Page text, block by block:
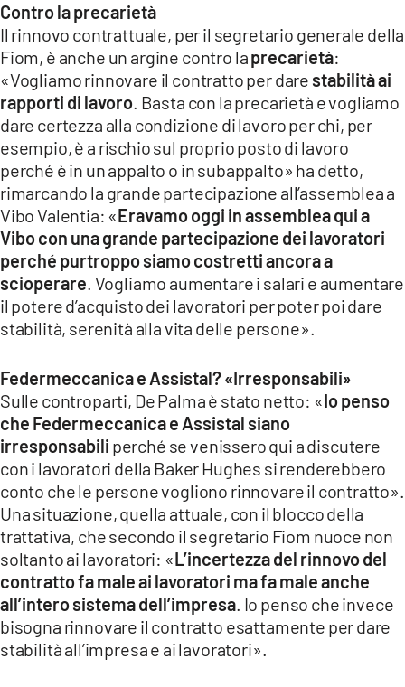
Contro la precarietà
Il rinnovo contrattuale, per il segretario generale della
Fiom, è anche un argine contro laprecarietà:
«Vogliamo rinnovare il contratto per dare stabilità ai
rapporti di lavoro. Basta con la precarietà e vogliamo
dare certezza alla condizione di lavoro per chi, per
esempio, è a rischio sul proprio posto di lavoro
perché è in un appalto o in subappalto» ha detto,
rimarcando la grande partecipazione all’assemblea a
Vibo Valentia: «Eravamo oggi in assemblea qui a
Vibo con una grande partecipazione dei lavoratori
perché purtroppo siamo costretti ancora a
scioperare. Vogliamo aumentare i salari e aumentare
il potere d’acquisto dei lavoratori per poter poi dare
stabilità, serenità alla vita delle persone».
Federmeccanica e Assistal? «Irresponsabili»
Sulle controparti, De Palma è stato netto: «Io penso
che Federmeccanica e Assistal siano
irresponsabili perché se venissero qui a discutere
con i lavoratori della Baker Hughes si renderebbero
conto che le persone vogliono rinnovare il contratto».
Una situazione, quella attuale, con il blocco della
trattativa, che secondo il segretario Fiom nuoce non
soltanto ai lavoratori: «L’incertezza del rinnovo del
contratto fa male ai lavoratori ma fa male anche
all’intero sistema dell’impresa. Io penso che invece
bisogna rinnovare il contratto esattamente per dare
stabilità all’impresa e ai lavoratori».